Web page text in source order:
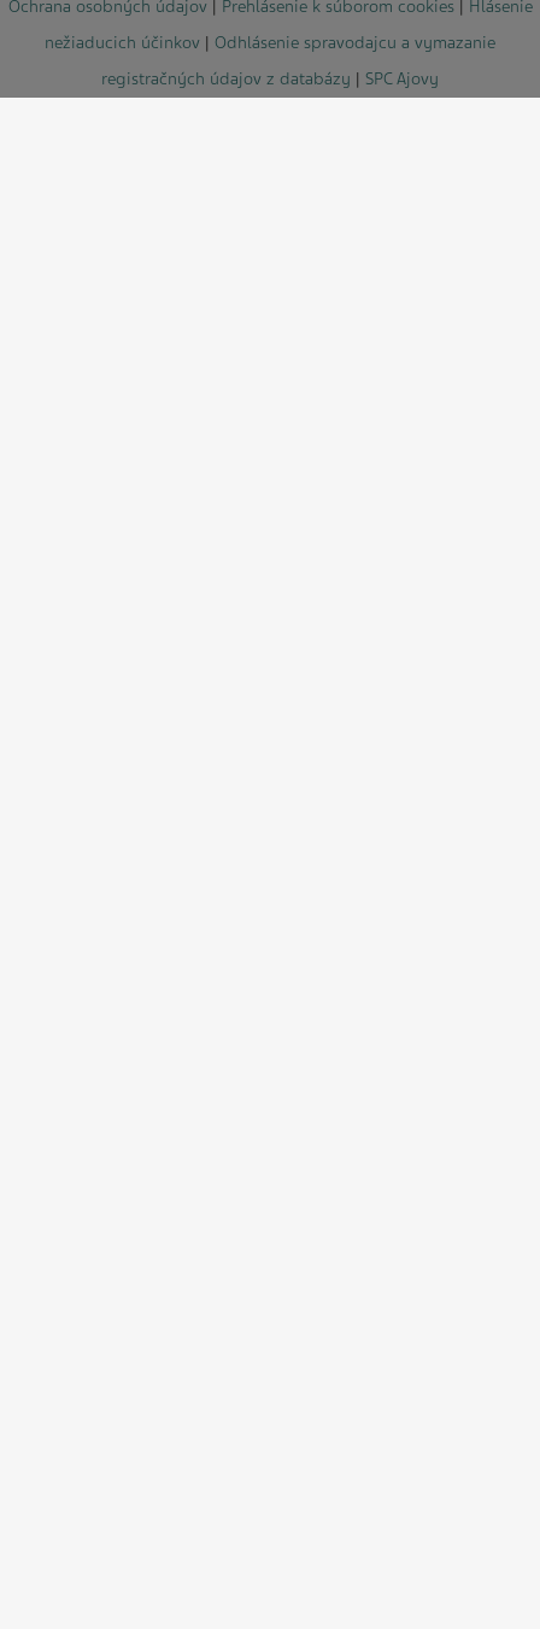
Ochrana osobných údajov| Prehlásenie k súborom cookies|
Hlásenie
nežiaducich účinkov | Odhlásenie spravodajcu a vymazanie
registračných údajov z databázy | SPC Ajovy